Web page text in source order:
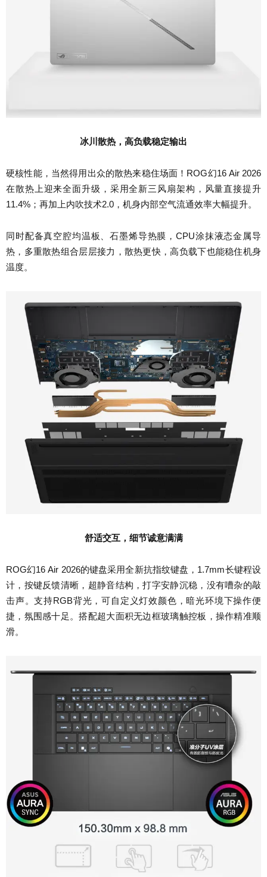
冰川散热，高负载稳定输出
硬核性能，当然得用出众的散热来稳住场面！ROG幻16 Air 2026
在散热上迎来全面升级，采用全新三风扇架构，风量直接提升
11.4%；再加上内吹技术2.0，机身内部空气流通效率大幅提升。
同时配备真空腔均温板、石墨烯导热膜，CPU涂抹液态金属导
热，多重散热组合层层接力，散热更快，高负载下也能稳住机身
温度。
舒适交互，细节诚意满满
ROG幻16 Air 2026的键盘采用全新抗指纹键盘，1.7mm长键程设
计，按键反馈清晰，超静音结构，打字安静沉稳，没有嘈杂的敲
击声。支持RGB背光，可自定义灯效颜色，暗光环境下操作便
捷，氛围感十足。搭配超大面积无边框玻璃触控板，操作精准顺
滑。